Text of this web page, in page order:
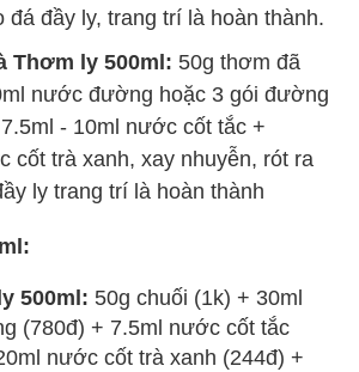
đá đầy ly, trang trí là hoàn thành.
Thơm ly 500ml: 50g thơm đã
nước đường hoặc 3 gói đường
- 10ml nước cốt tắc +
cốt trà xanh, xay nhuyễn, rót ra
ly trang trí là hoàn thành
500ml: 50g chuối (1k) + 30ml
(780đ) + 7.5ml nước cốt tắc
nước cốt trà xanh (244đ) +